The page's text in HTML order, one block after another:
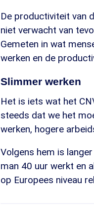
De productiviteit van
niet verwacht van
Gemeten in wat
werken en de
Slimmer werken
Het is iets wat het
steeds dat we het
werken, hogere
Volgens hem is
man 40 uur werkt en
op Europees niveau